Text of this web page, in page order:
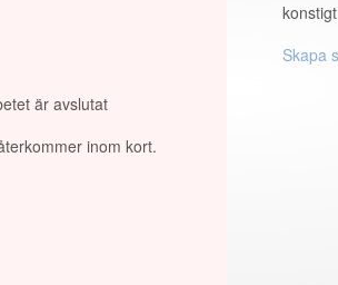
är avslutat
inom kort.
Skapa